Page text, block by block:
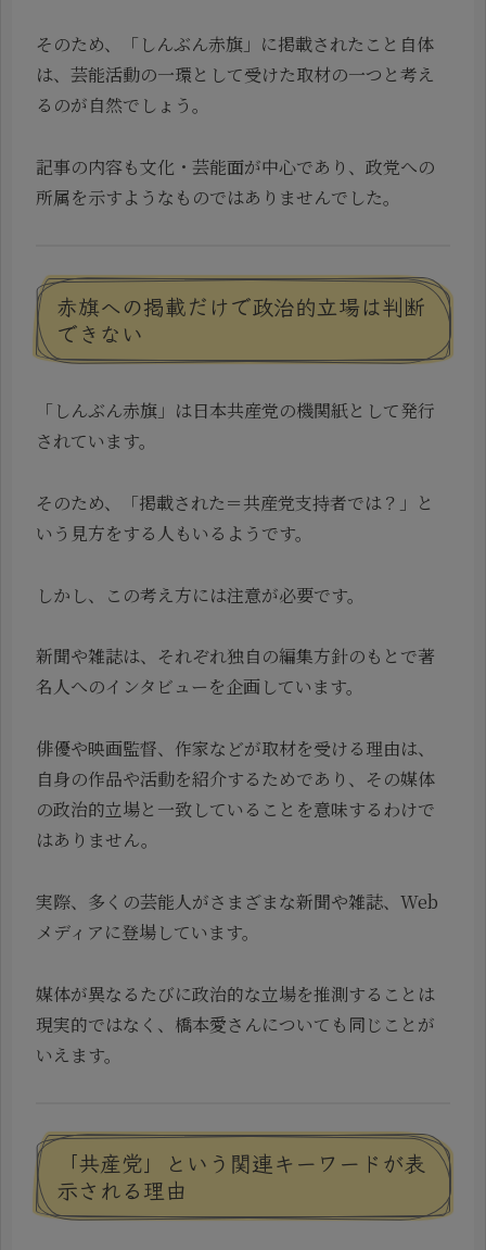
そのため、「しんぶん赤旗」に掲載されたこと自体
は、芸能活動の一環として受けた取材の一つと考え
るのが自然でしょう。
記事の内容も文化・芸能面が中心であり、政党への
所属を示すようなものではありませんでした。
赤旗への掲載だけで政治的立場は判断
できない
「しんぶん赤旗」は日本共産党の機関紙として発行
されています。
そのため、「掲載された＝共産党支持者では？」と
いう見方をする人もいるようです。
しかし、この考え方には注意が必要です。
新聞や雑誌は、それぞれ独自の編集方針のもとで著
名人へのインタビューを企画しています。
俳優や映画監督、作家などが取材を受ける理由は、
自身の作品や活動を紹介するためであり、その媒体
の政治的立場と一致していることを意味するわけで
はありません。
実際、多くの芸能人がさまざまな新聞や雑誌、Web
メディアに登場しています。
媒体が異なるたびに政治的な立場を推測することは
現実的ではなく、橋本愛さんについても同じことが
いえます。
「共産党」という関連キーワードが表
示される理由